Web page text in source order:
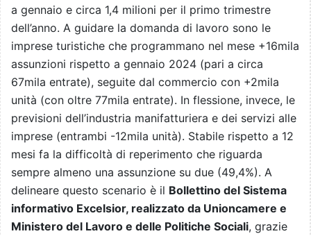
a gennaio e circa 1,4 milioni per il primo trimestre
dell’anno. A guidare la domanda di lavoro sono le
imprese turistiche che programmano nel mese +16mila
assunzioni rispetto a gennaio 2024 (pari a circa
67mila entrate), seguite dal commercio con +2mila
unità (con oltre 77mila entrate). In flessione, invece, le
previsioni dell’industria manifatturiera e dei servizi alle
imprese (entrambi -12mila unità). Stabile rispetto a 12
mesi fa la difficoltà di reperimento che riguarda
sempre almeno una assunzione su due (49,4%). A
delineare questo scenario è il Bollettino del Sistema
informativo Excelsior, realizzato da Unioncamere e
Ministero del Lavoro e delle Politiche Sociali, grazie